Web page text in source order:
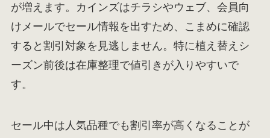
が増えます。カインズはチラシやウェブ、会員向
けメールでセール情報を出すため、こまめに確認
すると割引対象を見逃しません。特に植え替えシ
ーズン前後は在庫整理で値引きが入りやすいで
す。
セール中は人気品種でも割引率が高くなることが